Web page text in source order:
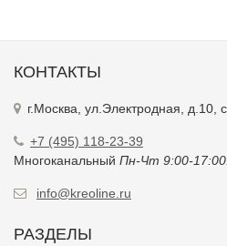
КОНТАКТЫ
г.Москва, ул.Электродная, д.10,
+7 (495) 118-23-39
Многоканальный Пн-Чт 9:00-
info@kreoline.ru
РАЗДЕЛЫ